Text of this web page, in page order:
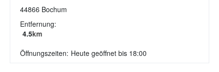
44866 Bochum
Entfernung:
4.5km
Öffnungszeiten: Heute geöffnet bis 18:00